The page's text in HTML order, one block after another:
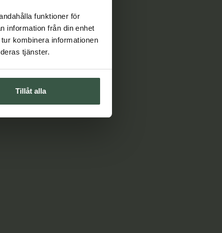
funktioner för
information från din enhet
kombinera informationen
tjänster.
Tillåt alla